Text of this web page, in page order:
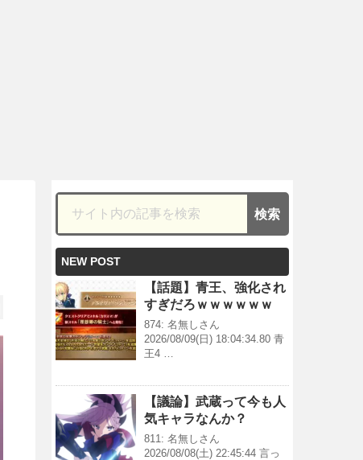
NEW POST
【話題】青王、強化され
すぎだろｗｗｗｗｗｗ
874: 名無しさん
2026/08/09(日) 18:04:34.80 青
王4 …
【議論】武蔵って今も人
気キャラなんか？
811: 名無しさん
2026/08/08(土) 22:45:44 言っ